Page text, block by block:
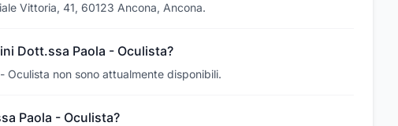
Vittoria, 41, 60123 Ancona, Ancona.
Dott.ssa Paola - Oculista?
Oculista non sono attualmente disponibili.
Paola - Oculista?